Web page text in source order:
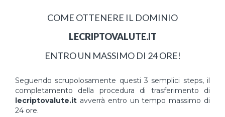
COME OTTENERE IL DOMINIO
LECRIPTOVALUTE.IT
ENTRO UN MASSIMO DI 24 ORE!
Seguendo scrupolosamente questi 3 semplici steps, il
completamento della procedura di trasferimento di
lecriptovalute.it avverrà entro un tempo massimo di
24 ore.